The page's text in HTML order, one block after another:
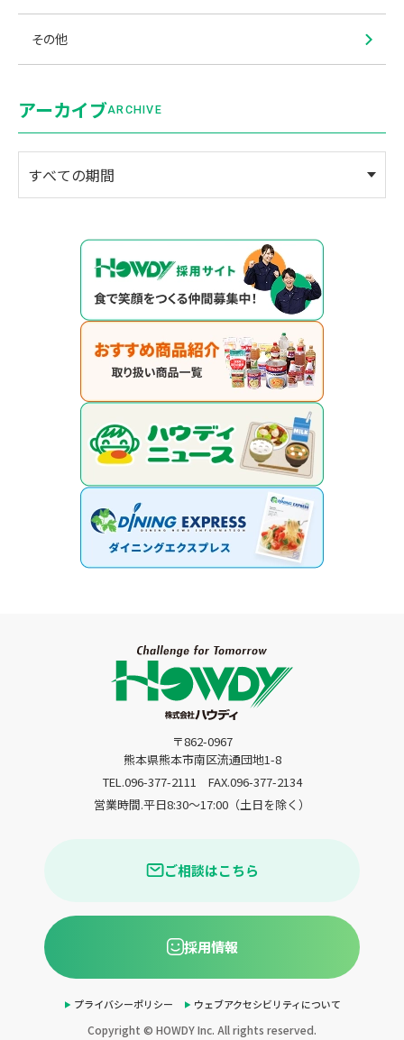
その他
アーカイブARCHIVE
〒862-0967
熊本県熊本市南区流通団地1-8
TEL.096-377-2111
FAX.096-377-2134
営業時間.平日8:30〜17:00（土日を除く）
ご相談はこちら
採用情報
プライバシーポリシー ウェブアクセシビリティについて
Copyright © HOWDY Inc. All rights reserved.